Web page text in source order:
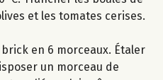
et les tomates cerises.
en 6 morceaux. Étaler
un morceau de